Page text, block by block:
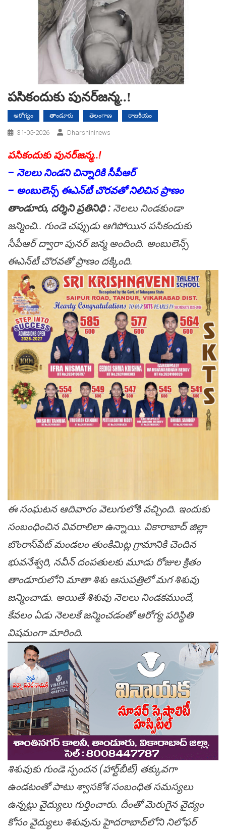
పసికందుకు పునర్‌జన్మ..!
ఆరోగ్యం తాండూరు తెలంగాణ రాజకీయం
31-05-2026 Dharshininews
పసికందుకు పునర్‌జన్మ..!
– నెలలు నిండని చిన్నారికి సీపీఆర్‌
– అంబులెన్స్‌ ఈఎన్‌టీ చొరవతో నిలిచిన ప్రాణం
తాండూరు, దర్శిని ప్రతినిధి : నెలలు నిండకుండా
జన్మించి.. గుండె చప్పుడు ఆగిపోయిన పసికందుకు
సీపీఆర్‌ ద్వారా పునర్‌ జన్మ అందింది. అంబులెన్స్
ఈఎన్‌టీ చొరవతో ప్రాణం దక్కింది.
ఈ సంఘటన ఆదివారం వెలుగులోకి వచ్చింది. ఇందుకు
సంబంధించిన వివరాలిలా ఉన్నాయి. వికారాబాద్ జిల్లా
బొంరాస్‌పేట్ మండలం తుంకిమిట్ల గ్రామానికి చెందిన
భువనేశ్వరి, నవీన్ దంపతులకు మూడు రోజుల క్రితం
తాండూరులోని మాతా శిశు ఆసుపత్రిలో మగ శిశువు
జన్మించాడు. అయితే శిశువు నెలలు నిండకముందే,
కేవలం ఏడు నెలలకే జన్మించడంతో ఆరోగ్య పరిస్థితి
విషమంగా మారింది.
శిశువుకు గుండె స్పందన (హార్ట్‌బీట్) తక్కువగా
ఉండటంతో పాటు శ్వాసకోశ సంబంధిత సమస్యలు
ఉన్నట్లు వైద్యులు గుర్తించారు. దీంతో మెరుగైన వైద్యం
కోసం వైద్యులు శిశువును హైదరాబాద్‌లోని నిలోఫర్